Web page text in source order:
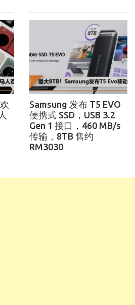
Samsung 发布 T5 EVO
便携式 SSD，USB 3.2
Gen 1 接口，460 MB/s
传输，8TB 售约
RM3030